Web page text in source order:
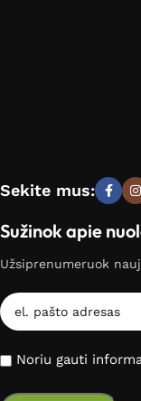
Sekite mus:
Sužinok apie
Užsiprenumeruok
Noriu gauti